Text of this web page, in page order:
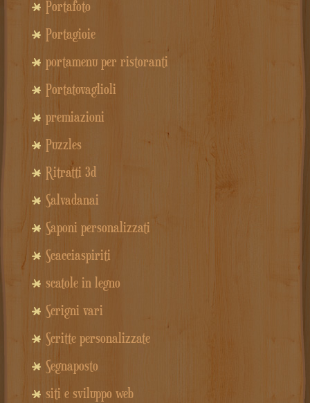
Portafoto
Portagioie
portamenu per ristoranti
Portatovaglioli
premiazioni
Puzzles
Ritratti 3d
Salvadanai
Saponi personalizzati
Scacciaspiriti
scatole in legno
Scrigni vari
Scritte personalizzate
Segnaposto
siti e sviluppo web